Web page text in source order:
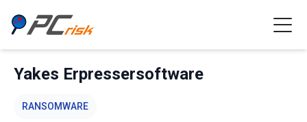
Yakes Erpressersoftware
RANSOMWARE